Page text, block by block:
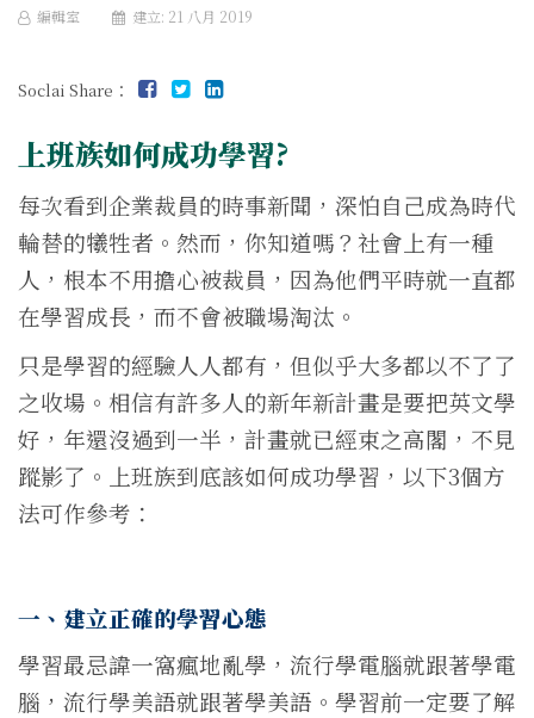
編輯室 建立: 21 八月 2019
Soclai Share：
上班族如何成功學習?
每次看到企業裁員的時事新聞，深怕自己成為時代
輪替的犧牲者。然而，你知道嗎？社會上有一種
人，根本不用擔心被裁員，因為他們平時就一直都
在學習成長，而不會被職場淘汰。
只是學習的經驗人人都有，但似乎大多都以不了了
之收場。相信有許多人的新年新計畫是要把英文學
好，年還沒過到一半，計畫就已經束之高閣，不見
蹤影了。上班族到底該如何成功學習，以下3個方
法可作參考：
一、建立正確的學習心態
學習最忌諱一窩瘋地亂學，流行學電腦就跟著學電
腦，流行學美語就跟著學美語。學習前一定要了解